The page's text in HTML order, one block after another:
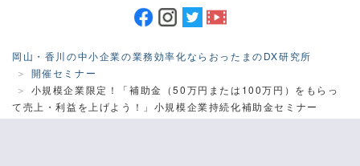
岡山・香川の中小企業の業務効率化ならおったまのDX研究所
開催セミナー
小規模企業限定！「補助金（50万円または100万円）をもらっ
て売上・利益を上げよう！」小規模企業持続化補助金セミナー